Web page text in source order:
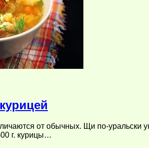
от обычных. Щи по-уральски
г. курицы…